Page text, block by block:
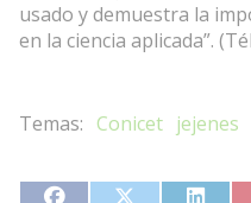
usado y demuestra la
en la ciencia aplicada”.
Conicet jejenes